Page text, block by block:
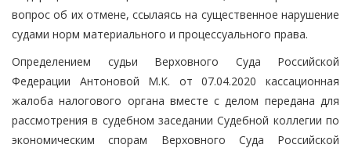
вопрос об их отмене, ссылаясь на существенное нарушение
судами норм материального и процессуального права.
Определением судьи Верховного Суда Российской
Федерации Антоновой М.К. от 07.04.2020 кассационная
жалоба налогового органа вместе с делом передана для
рассмотрения в судебном заседании Судебной коллегии по
экономическим спорам Верховного Суда Российской